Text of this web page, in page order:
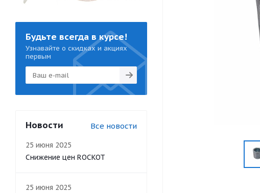
Будьте всегда в курсе!
Узнавайте о скидках и акциях
первым
Новости Все новости
25 июня 2025
Снижение цен ROCKOT
25 июня 2025